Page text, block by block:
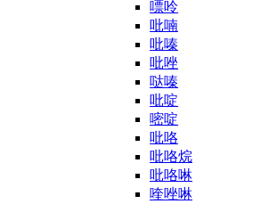
嘌呤
吡喃
吡嗪
吡唑
哒嗪
吡啶
嘧啶
吡咯
吡咯烷
吡咯啉
喹唑啉